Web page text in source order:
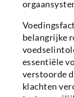
belangrijke
essentiële
verstoorde
klachten